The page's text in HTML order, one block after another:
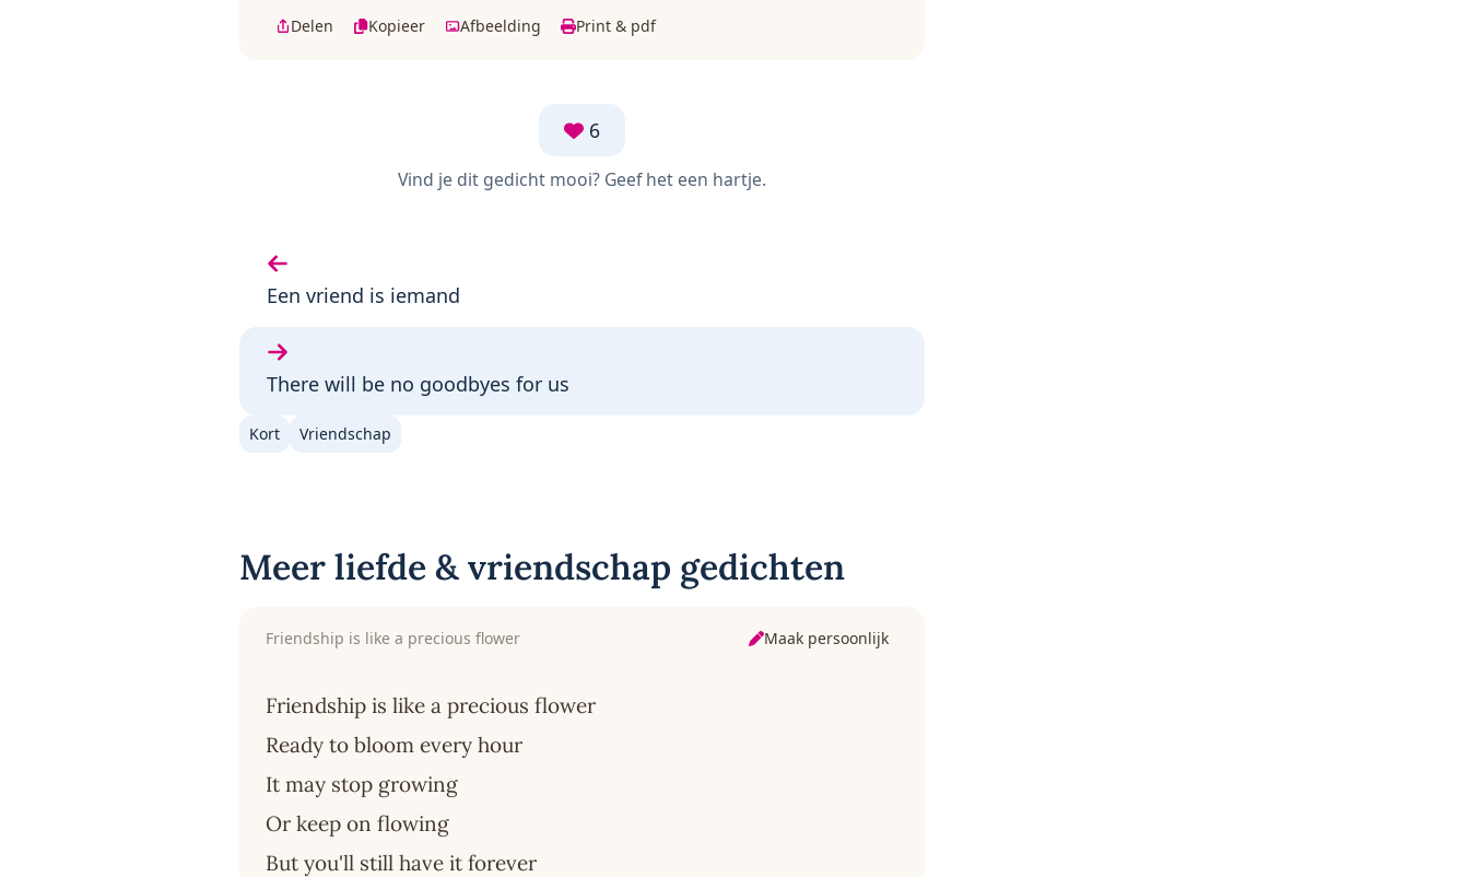
Delen Kopieer Afbeelding Print & pdf
6
Vind je dit gedicht mooi? Geef het een hartje.
Vorige gedicht:
Een vriend is iemand
Volgende gedicht:
There will be no goodbyes for us
Kort Vriendschap
Meer liefde & vriendschap gedichten
Friendship is like a precious flower Maak persoonlijk
Friendship is like a precious flower
Ready to bloom every hour
It may stop growing
Or keep on flowing
But you'll still have it forever